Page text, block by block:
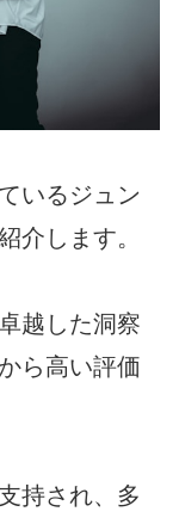
いるジュン
介します。
越した洞察
ら高い評価
持され、多